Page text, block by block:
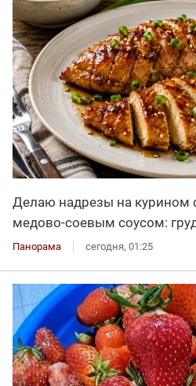
Делаю надрезы на курином
медово-соевым соусом:
Панорама сегодня, 01:25